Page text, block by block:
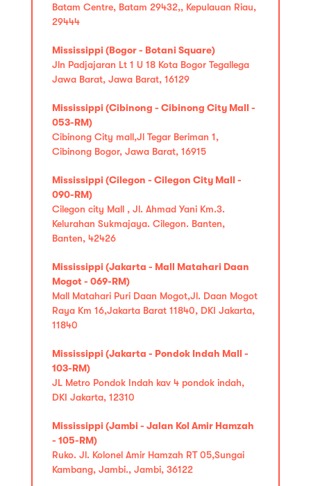
Batam Centre, Batam 29432,, Kepulauan Riau,
29444
Mississippi (Bogor - Botani Square)
Jln Padjajaran Lt 1 U 18 Kota Bogor Tegallega
Jawa Barat, Jawa Barat, 16129
Mississippi (Cibinong - Cibinong City Mall -
053-RM)
Cibinong City mall,Jl Tegar Beriman 1,
Cibinong Bogor, Jawa Barat, 16915
Mississippi (Cilegon - Cilegon City Mall -
090-RM)
Cilegon city Mall , Jl. Ahmad Yani Km.3.
Kelurahan Sukmajaya. Cilegon. Banten,
Banten, 42426
Mississippi (Jakarta - Mall Matahari Daan
Mogot - 069-RM)
Mall Matahari Puri Daan Mogot,Jl. Daan Mogot
Raya Km 16,Jakarta Barat 11840, DKI Jakarta,
11840
Mississippi (Jakarta - Pondok Indah Mall -
103-RM)
JL Metro Pondok Indah kav 4 pondok indah,
DKI Jakarta, 12310
Mississippi (Jambi - Jalan Kol Amir Hamzah
- 105-RM)
Ruko. Jl. Kolonel Amir Hamzah RT 05,Sungai
Kambang, Jambi., Jambi, 36122